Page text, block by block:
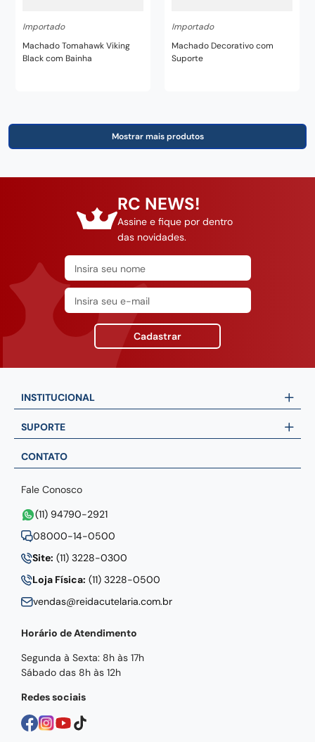
Importado
Machado Tomahawk Viking
Black com Bainha
Importado
Machado Decorativo com
Suporte
RC NEWS!
Assine e fique por dentro
das novidades.
Cadastrar
INSTITUCIONAL
SUPORTE
CONTATO
Fale Conosco
(11) 94790-2921
08000-14-0500
Site: (11) 3228-0300
Loja Física: (11) 3228-0500
vendas@reidacutelaria.com.br
Horário de Atendimento
Segunda à Sexta: 8h às 17h
Sábado das 8h às 12h
Redes sociais